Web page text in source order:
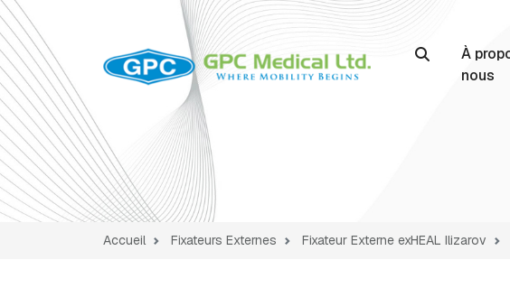
À
nous
Accueil Fixateurs Externes Fixateur Externe exHEAL Ilizarov